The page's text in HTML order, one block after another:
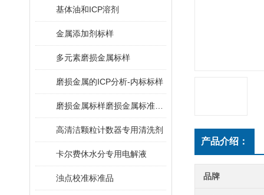
基体油和ICP溶剂
金属添加剂标样
多元素磨损金属标样
磨损金属的ICP分析-内标标样
高清洁颗粒计数器专用清洗剂
卡尔费休水分专用电解液
浊点校准标准品
产品介绍：
品牌